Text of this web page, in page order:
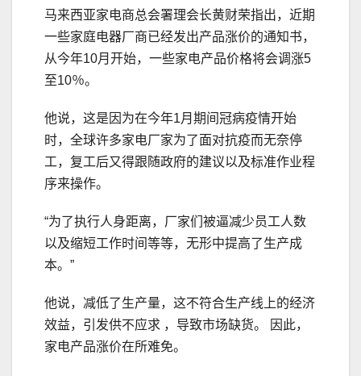
马来西亚家电商总会署理会长黄财荣指出，近期
一些家庭电器厂商已经发出产品涨价的通知书，
从今年10月开始，一些家电产品价格将会调涨5
至10％。
他说，这是因为在今年1月期间冠病疫情开始
时，全球许多家电厂家为了面对抗疫而无奈停
工，复工后又得跟随政府的建议以及标准作业程
序来操作。
“为了执行人身距离，厂家们被逼减少员工人数
以及缩短工作时间等等，无形中提高了生产成
本。”
他说，减低了生产量，这不符合生产线上的经济
效益，引发供不应求 ，导致市场缺货。 因此，
家电产品涨价在所难免。